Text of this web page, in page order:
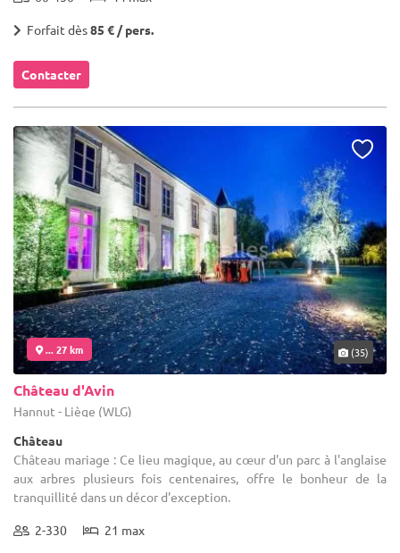
Forfait dès85 € / pers.
Contacter
... 27 km (35)
Château d'Avin
Hannut - Liège (WLG)
Château
Château mariage : Ce lieu magique, au cœur d'un parc à l'anglaise
aux arbres plusieurs fois centenaires, offre le bonheur de la
tranquillité dans un décor d'exception.
2-330 21 max